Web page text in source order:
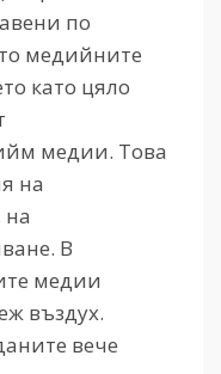
по
медийните
като цяло
медии. Това
на
на
В
медии
въздух.
вече